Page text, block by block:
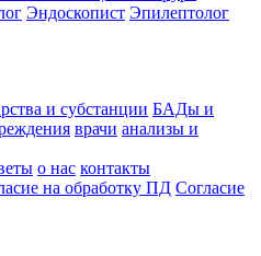
Эндоскопист Эпилептолог
и субстанции БАДы и
врачи анализы и
о нас контакты
на обработку ПД Согласие